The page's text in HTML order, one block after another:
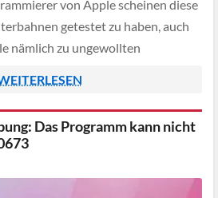
von Apple scheinen diese
getestet zu haben, auch
nämlich zu ungewollten
Das Programm kann nicht